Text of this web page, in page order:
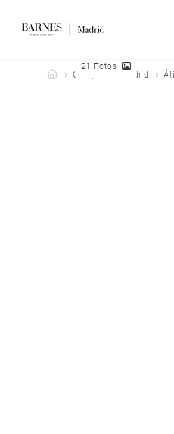
Barnes Madrid
Comprar Madrid
21 Fotos